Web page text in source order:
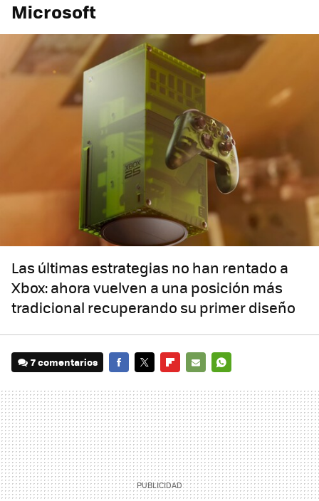
Microsoft
Las últimas estrategias no han rentado a
Xbox: ahora vuelven a una posición más
tradicional recuperando su primer diseño
7 comentarios
MAIL